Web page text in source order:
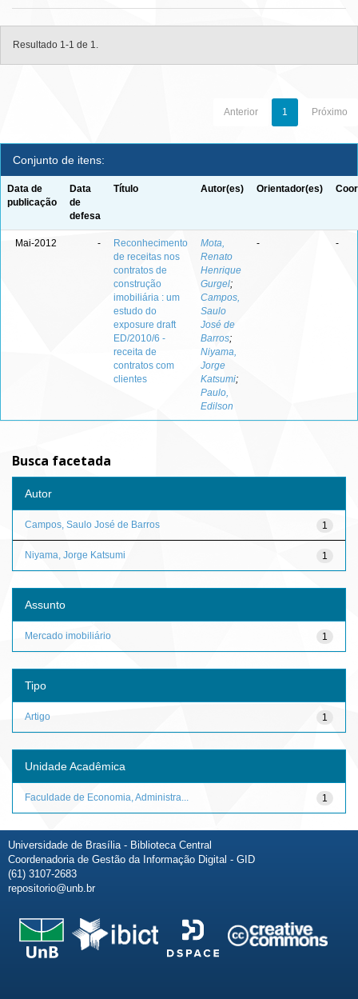
Resultado 1-1 de 1.
Anterior 1 Próximo
Conjunto de itens:
Data de
publicação
Data
de
defesa
Título Autor(es) Orientador(es)
Mai-2012 -
Reconhecimento
de receitas nos
contratos de
construção
imobiliária : um
estudo do
exposure draft
ED/2010/6 -
receita de
contratos com
clientes
Mota,
Renato
Henrique
Gurgel;
Campos,
Saulo
José de
Barros;
Niyama,
Jorge
Katsumi;
Paulo,
Edilson
- -
Busca facetada
Autor
1
Campos, Saulo José de Barros
1
Niyama, Jorge Katsumi
Assunto
1
Mercado imobiliário
Tipo
1
Artigo
Unidade Acadêmica
1
Faculdade de Economia, Administra...
Universidade de Brasília - Biblioteca Central
Coordenadoria de Gestão da Informação Digital - GID
(61) 3107-2683
repositorio@unb.br